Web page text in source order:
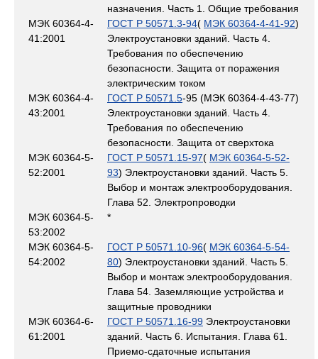
назначения. Часть 1. Общие требования
МЭК 60364-4-
41:2001
ГОСТ Р 50571.3-94( МЭК 60364-4-41-92)
Электроустановки зданий. Часть 4.
Требования по обеспечению
безопасности. Защита от поражения
электрическим током
МЭК 60364-4-
43:2001
ГОСТ Р 50571.5-95 (МЭК 60364-4-43-77)
Электроустановки зданий. Часть 4.
Требования по обеспечению
безопасности. Защита от сверхтока
МЭК 60364-5-
52:2001
ГОСТ Р 50571.15-97( МЭК 60364-5-52-
93) Электроустановки зданий. Часть 5.
Выбор и монтаж электрооборудования.
Глава 52. Электропроводки
МЭК 60364-5-
53:2002
*
МЭК 60364-5-
54:2002
ГОСТ Р 50571.10-96( МЭК 60364-5-54-
80) Электроустановки зданий. Часть 5.
Выбор и монтаж электрооборудования.
Глава 54. Заземляющие устройства и
защитные проводники
МЭК 60364-6-
61:2001
ГОСТ Р 50571.16-99 Электроустановки
зданий. Часть 6. Испытания. Глава 61.
Приемо-сдаточные испытания